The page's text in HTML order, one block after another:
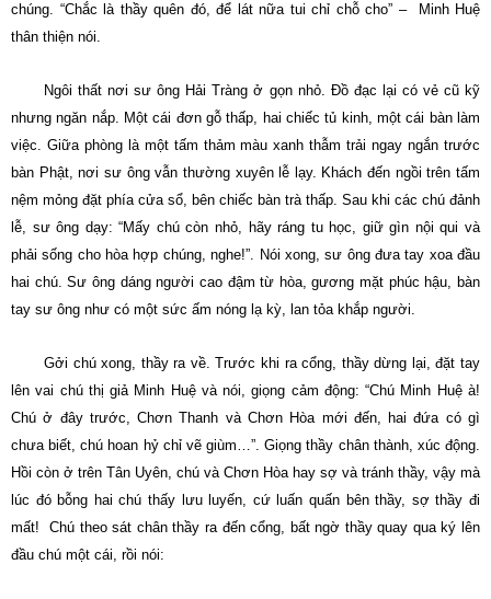
chúng. “Chắc là thầy quên đó, để lát nữa tui chỉ chỗ cho” – Minh Huệ
thân thiện nói.
Ngôi thất nơi sư ông Hải Tràng ở gọn nhỏ. Ðồ đạc lại có vẻ cũ kỹ
nhưng ngăn nắp. Một cái đơn gỗ thấp, hai chiếc tủ kinh, một cái bàn làm
việc. Giữa phòng là một tấm thảm màu xanh thẫm trải ngay ngắn trước
bàn Phật, nơi sư ông vẫn thường xuyên lễ lạy. Khách đến ngồi trên tấm
nệm mỏng đặt phía cửa sổ, bên chiếc bàn trà thấp. Sau khi các chú đảnh
lễ, sư ông dạy: “Mấy chú còn nhỏ, hãy ráng tu học, giữ gìn nội qui và
phải sống cho hòa hợp chúng, nghe!”. Nói xong, sư ông đưa tay xoa đầu
hai chú. Sư ông dáng người cao đậm từ hòa, gương mặt phúc hậu, bàn
tay sư ông như có một sức ấm nóng lạ kỳ, lan tỏa khắp người.
Gởi chú xong, thầy ra về. Trước khi ra cổng, thầy dừng lại, đặt tay
lên vai chú thị giả Minh Huệ và nói, giọng cảm động: “Chú Minh Huệ à!
Chú ở đây trước, Chơn Thanh và Chơn Hòa mới đến, hai đứa có gì
chưa biết, chú hoan hỷ chỉ vẽ giùm…”. Giọng thầy chân thành, xúc động.
Hồi còn ở trên Tân Uyên, chú và Chơn Hòa hay sợ và tránh thầy, vậy mà
lúc đó bỗng hai chú thấy lưu luyến, cứ luấn quấn bên thầy, sợ thầy đi
mất! Chú theo sát chân thầy ra đến cổng, bất ngờ thầy quay qua ký lên
đầu chú một cái, rồi nói: